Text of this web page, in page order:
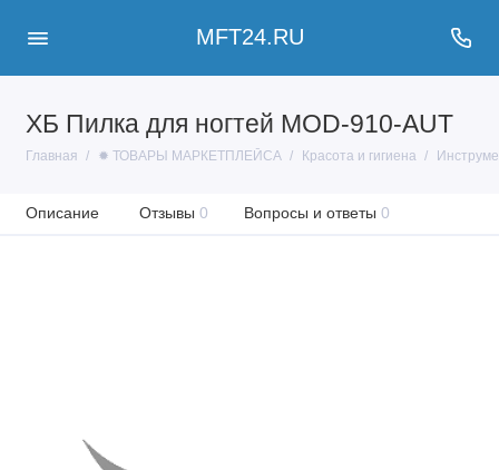
MFT24.RU
ХБ Пилка для ногтей MOD-910-AUT
Главная ✹ ТОВАРЫ МАРКЕТПЛЕЙСА Красота и гигиена
Описание Отзывы 0 Вопросы и ответы 0